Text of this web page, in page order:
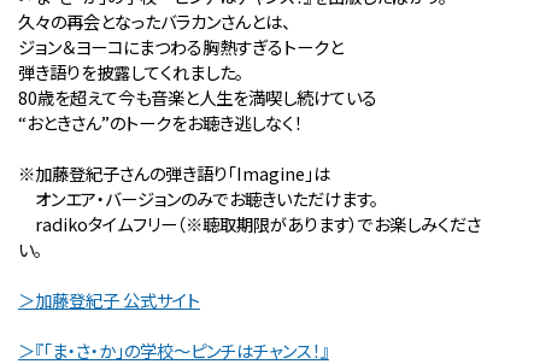
久々の再会となったバラカンさんとは、
ジョン＆ヨーコにまつわる胸熱すぎるトークと
弾き語りを披露してくれました。
80歳を超えて今も音楽と人生を満喫し続けている
“おときさん”のトークをお聴き逃しなく！
※加藤登紀子さんの弾き語り「Imagine」は
オンエア・バージョンのみでお聴きいただけます。
radikoタイムフリー（※聴取期限があります）でお楽しみくださ
い。
＞加藤登紀子 公式サイト
＞『「ま・さ・か」の学校〜ピンチはチャンス！』